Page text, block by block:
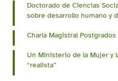
Doctorado de Ciencias
sobre desarrollo humano y
Charla Magistral Postgrados
Un Ministerio de la Mujer y
“realista”